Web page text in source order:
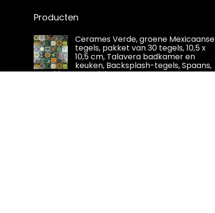
Producten
Cerames Verde, groene Mexicaanse
tegels, pakket van 30 tegels, 10,5 x
10,5 cm, Talavera badkamer en
keuken, Backsplash-tegels, Spaans,
Marokkaans, Azulejo-ontwerp